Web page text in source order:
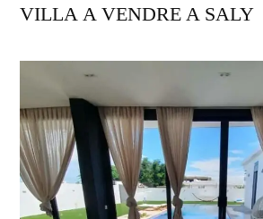
VILLA A VENDRE A SALY